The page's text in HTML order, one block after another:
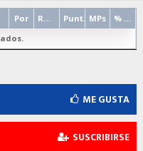
Por Punt. MPs
ME GUSTA
SUSCRIBIRSE